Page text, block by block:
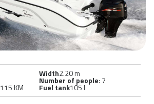
Width2.20 m
Number of people: 7
115 KM Fuel tank105 l